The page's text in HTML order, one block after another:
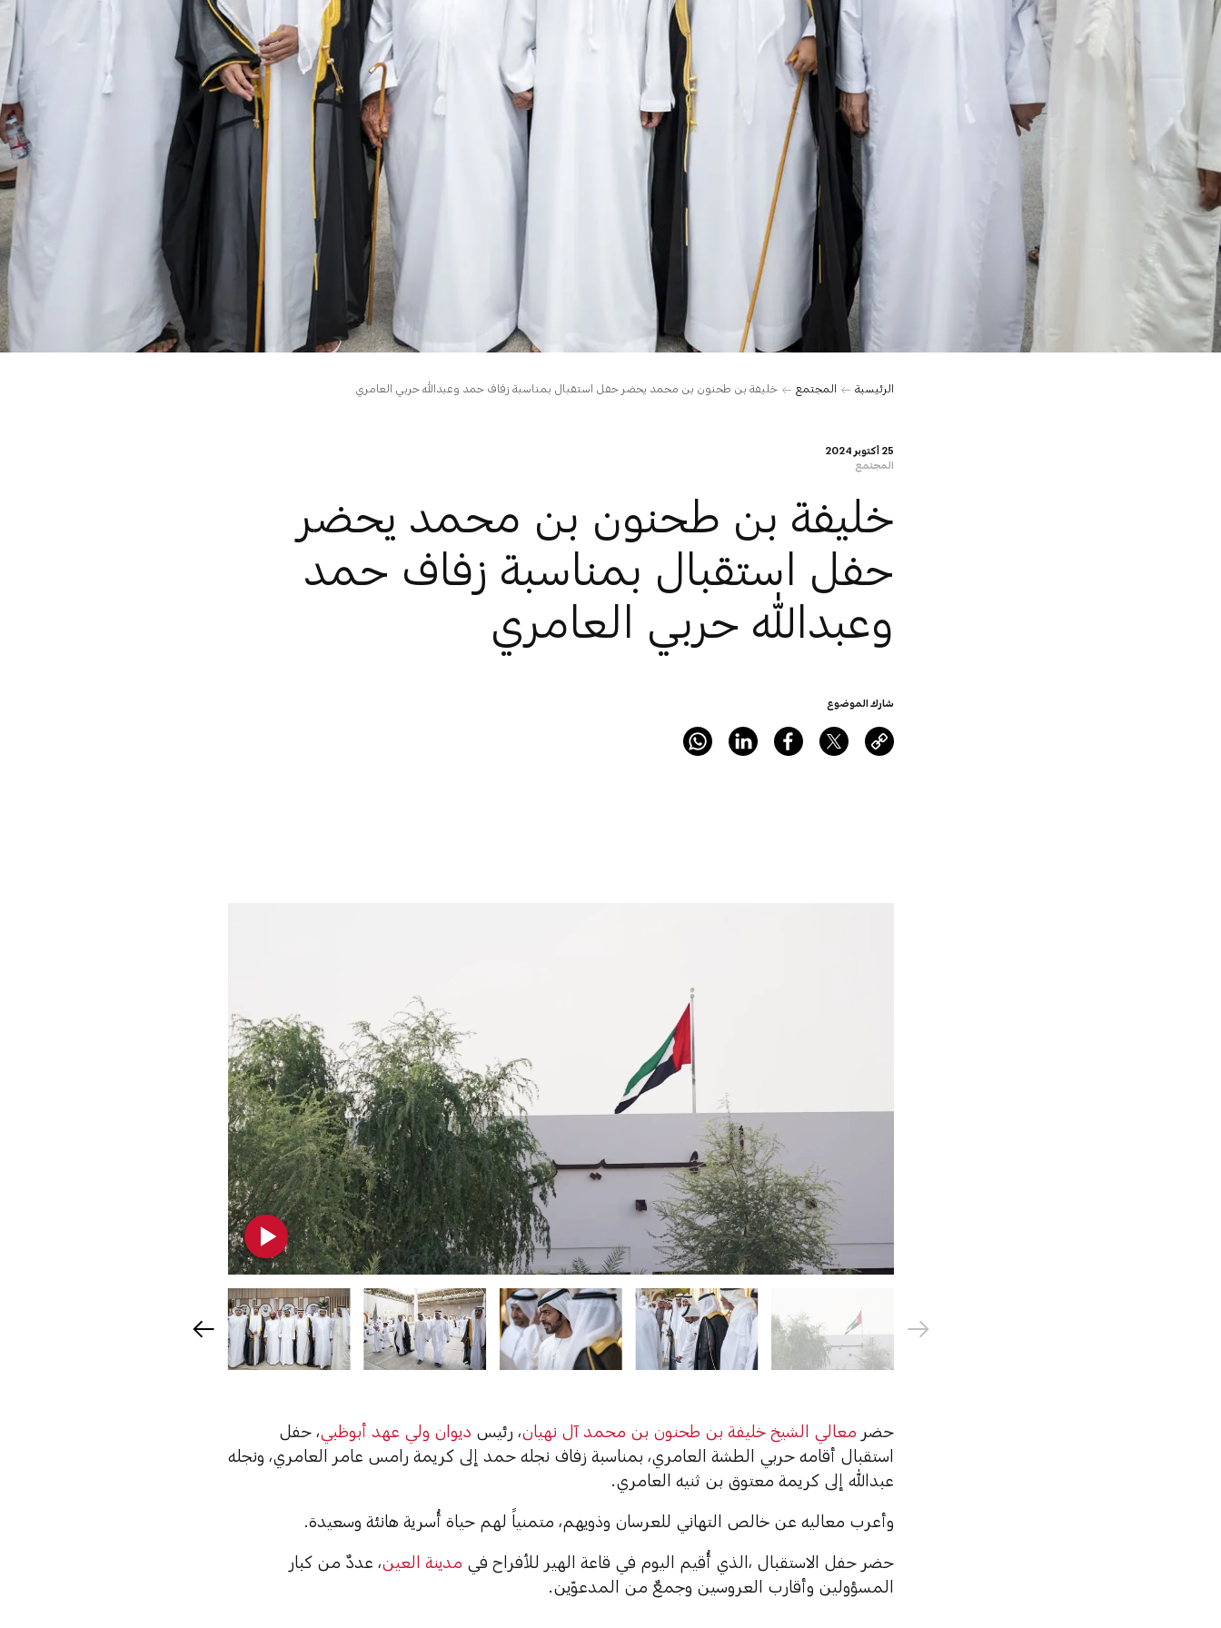
الرئيسية المجتمع خليفة بن طحنون بن محمد يحضر حفل استقبال بمناسبة زفاف حمد وعبدالله حربي العامري
25 أكتوبر 2024
المجتمع
خليفة بن طحنون بن محمد يحضر
حفل استقبال بمناسبة زفاف حمد
وعبدالله حربي العامري
شارك الموضوع
حضر معالي الشيخ خليفة بن طحنون بن محمد آل نهيان، رئيس ديوان ولي عهد أبوظبي، حفل
استقبال أقامه حربي الطشة العامري، بمناسبة زفاف نجله حمد إلى كريمة رامس عامر العامري، ونجله
عبدالله إلى كريمة معتوق بن ثنيه العامري.
وأعرب معاليه عن خالص التهاني للعرسان وذويهم، متمنياً لهم حياة أُسرية هانئة وسعيدة.
حضر حفل الاستقبال ،الذي أُقيم اليوم في قاعة الهير للأفراح في مدينة العين، عددٌ من كبار
المسؤولين وأقارب العروسين وجمعٌ من المدعوّين.